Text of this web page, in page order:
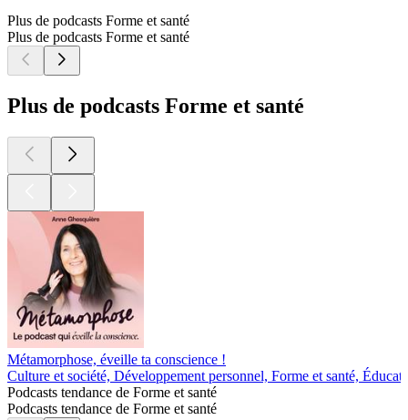
Plus de podcasts Forme et santé
Plus de podcasts Forme et santé
Plus de podcasts Forme et santé
Métamorphose, éveille ta conscience !
Culture et société, Développement personnel, Forme et santé,
Podcasts tendance de Forme et santé
Podcasts tendance de Forme et santé